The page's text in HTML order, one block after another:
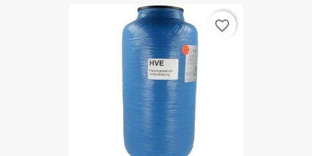
favorite_border